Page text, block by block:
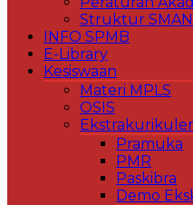
Struktur
INFO SPMB
E-Library
Kesiswaan
Materi MPLS
OSIS
Ekstrakurikuler
Pramuka
PMR
Paskibra
Demo